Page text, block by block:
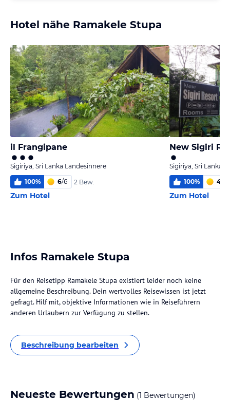
Hotel nähe Ramakele Stupa
il Frangipane
Sigiriya, Sri Lanka Landesinnere
100% 6/6 2 Bew.
Zum Hotel
New Sigiri
Sigiriya, Sri Lanka
100% 4,0
Zum Hotel
Infos Ramakele Stupa
Für den Reisetipp Ramakele Stupa existiert leider noch keine
allgemeine Beschreibung. Dein wertvolles Reisewissen ist jetzt
gefragt. Hilf mit, objektive Informationen wie in Reiseführern
anderen Urlaubern zur Verfügung zu stellen.
Beschreibung bearbeiten
Neueste Bewertungen (1 Bewertungen)